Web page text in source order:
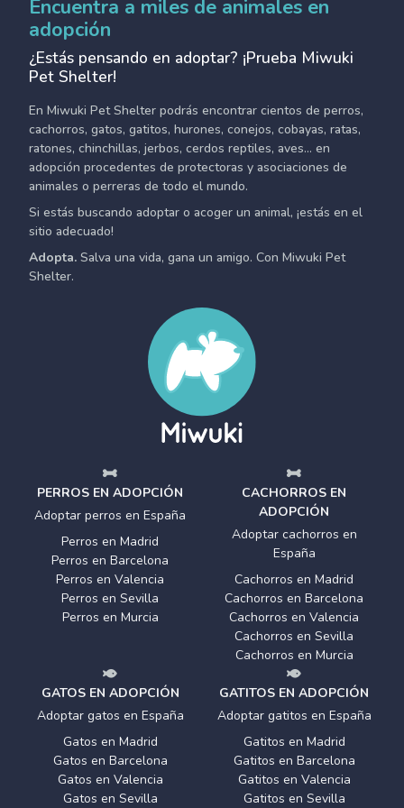
Encuentra a miles de animales en
adopción
¿Estás pensando en adoptar? ¡Prueba Miwuki
Pet Shelter!
En Miwuki Pet Shelter podrás encontrar cientos de perros,
cachorros, gatos, gatitos, hurones, conejos, cobayas, ratas,
ratones, chinchillas, jerbos, cerdos reptiles, aves... en
adopción procedentes de protectoras y asociaciones de
animales o perreras de todo el mundo.
Si estás buscando adoptar o acoger un animal, ¡estás en el
sitio adecuado!
Adopta. Salva una vida, gana un amigo. Con Miwuki Pet
Shelter.
PERROS EN ADOPCIÓN
Adoptar perros en España
Perros en Madrid
Perros en Barcelona
Perros en Valencia
Perros en Sevilla
Perros en Murcia
CACHORROS EN
ADOPCIÓN
Adoptar cachorros en
España
Cachorros en Madrid
Cachorros en Barcelona
Cachorros en Valencia
Cachorros en Sevilla
Cachorros en Murcia
GATOS EN ADOPCIÓN
Adoptar gatos en España
Gatos en Madrid
Gatos en Barcelona
Gatos en Valencia
Gatos en Sevilla
GATITOS EN ADOPCIÓN
Adoptar gatitos en España
Gatitos en Madrid
Gatitos en Barcelona
Gatitos en Valencia
Gatitos en Sevilla